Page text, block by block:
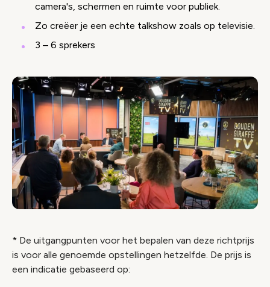
camera's, schermen en ruimte voor publiek.
Zo creëer je een echte talkshow zoals op televisie.
3 – 6 sprekers
* De uitgangpunten voor het bepalen van deze richtprijs
is voor alle genoemde opstellingen hetzelfde. De prijs is
een indicatie gebaseerd op: